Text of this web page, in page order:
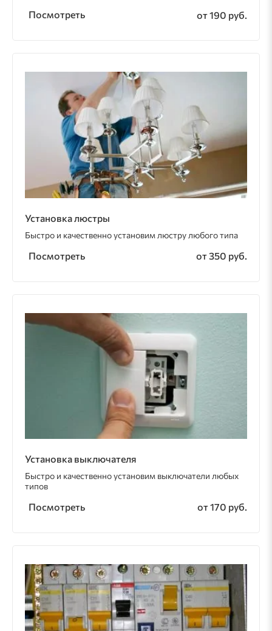
Посмотреть от 190 руб.
Установка люстры
Быстро и качественно установим люстру любого типа
Посмотреть от 350 руб.
Установка выключателя
Быстро и качественно установим выключатели любых
типов
Посмотреть от 170 руб.